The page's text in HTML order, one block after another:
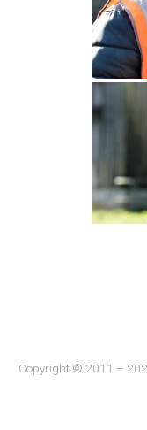
Copyright © 2011 –